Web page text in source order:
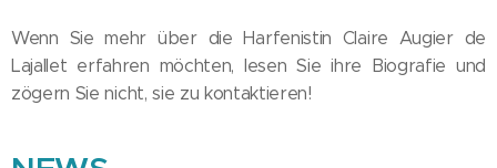
Wenn Sie mehr über die Harfenistin Claire Augier de
Lajallet erfahren möchten, lesen Sie ihre Biografie und
zögern Sie nicht, sie zu kontaktieren!